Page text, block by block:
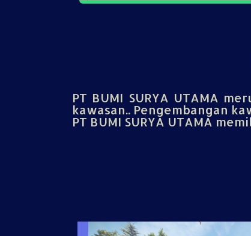
PT BUMI SURYA UTAMA
kawasan.. Pengembangan
PT BUMI SURYA UTAMA